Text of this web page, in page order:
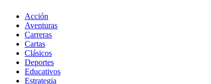
Acción
Aventuras
Carreras
Cartas
Clásicos
Deportes
Educativos
Estrategia